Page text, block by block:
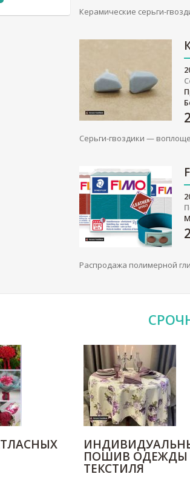
Керамические серьги-
Серьги-гвоздики —
Распродажа полимерной
ПОШИВ ОДЕЖДЫ
ТЕКСТИЛЯ